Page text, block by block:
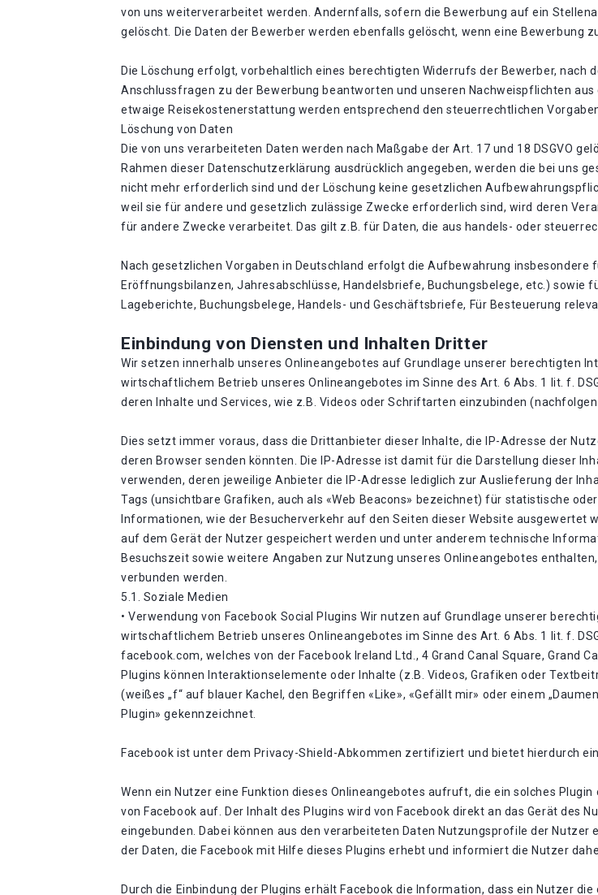
von uns weiterverarbeitet werden. Andernfalls, sofern die Bewerbung auf ein
gelöscht. Die Daten der Bewerber werden ebenfalls gelöscht, wenn eine Bewerbung
Die Löschung erfolgt, vorbehaltlich eines berechtigten Widerrufs der Bewerber,
Anschlussfragen zu der Bewerbung beantworten und unseren Nachweispflichten
etwaige Reisekostenerstattung werden entsprechend den steuerrechtlichen
Löschung von Daten
Die von uns verarbeiteten Daten werden nach Maßgabe der Art. 17 und 18 DSGVO
Rahmen dieser Datenschutzerklärung ausdrücklich angegeben, werden die bei uns
nicht mehr erforderlich sind und der Löschung keine gesetzlichen
weil sie für andere und gesetzlich zulässige Zwecke erforderlich sind, wird deren
für andere Zwecke verarbeitet. Das gilt z.B. für Daten, die aus handels- oder
Nach gesetzlichen Vorgaben in Deutschland erfolgt die Aufbewahrung insbesondere
Eröffnungsbilanzen, Jahresabschlüsse, Handelsbriefe, Buchungsbelege, etc.) sowie
Lageberichte, Buchungsbelege, Handels- und Geschäftsbriefe, Für Besteuerung
Einbindung von Diensten und Inhalten Dritter
Wir setzen innerhalb unseres Onlineangebotes auf Grundlage unserer berechtigten
wirtschaftlichem Betrieb unseres Onlineangebotes im Sinne des Art. 6 Abs. 1 lit. f.
deren Inhalte und Services, wie z.B. Videos oder Schriftarten einzubinden
Dies setzt immer voraus, dass die Drittanbieter dieser Inhalte, die IP-Adresse der
deren Browser senden könnten. Die IP-Adresse ist damit für die Darstellung dieser
verwenden, deren jeweilige Anbieter die IP-Adresse lediglich zur Auslieferung der
Tags (unsichtbare Grafiken, auch als «Web Beacons» bezeichnet) für statistische
Informationen, wie der Besucherverkehr auf den Seiten dieser Website ausgewertet
auf dem Gerät der Nutzer gespeichert werden und unter anderem technische
Besuchszeit sowie weitere Angaben zur Nutzung unseres Onlineangebotes
verbunden werden.
5.1. Soziale Medien
• Verwendung von Facebook Social Plugins Wir nutzen auf Grundlage unserer
wirtschaftlichem Betrieb unseres Onlineangebotes im Sinne des Art. 6 Abs. 1 lit. f.
facebook.com, welches von der Facebook Ireland Ltd., 4 Grand Canal Square, Grand
Plugins können Interaktionselemente oder Inhalte (z.B. Videos, Grafiken oder
(weißes „f“ auf blauer Kachel, den Begriffen «Like», «Gefällt mir» oder einem
Plugin» gekennzeichnet.
Facebook ist unter dem Privacy-Shield-Abkommen zertifiziert und bietet hierdurch
Wenn ein Nutzer eine Funktion dieses Onlineangebotes aufruft, die ein solches
von Facebook auf. Der Inhalt des Plugins wird von Facebook direkt an das Gerät des
eingebunden. Dabei können aus den verarbeiteten Daten Nutzungsprofile der
der Daten, die Facebook mit Hilfe dieses Plugins erhebt und informiert die Nutzer
Durch die Einbindung der Plugins erhält Facebook die Information, dass ein Nutzer